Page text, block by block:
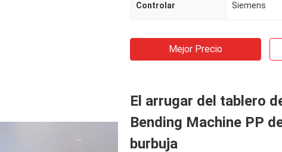
Controlar Siemens
Mejor Precio
El arrugar del tablero
Bending Machine PP
burbuja